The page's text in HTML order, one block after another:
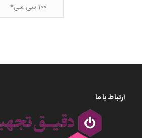
100 سی سی*
ارتباط با ما